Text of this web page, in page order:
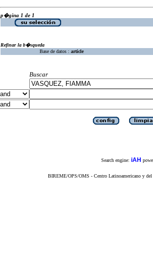
p�gina 1 de 1
Refinar la b�squeda
Base de datos : article
Buscar
Search engine: iAH
BIREME/OPS/OMS - Centro Latinoamericano y